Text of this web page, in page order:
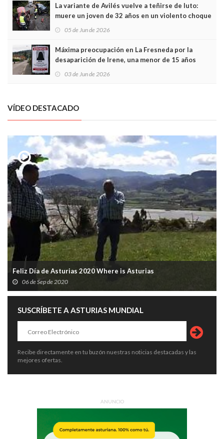
La variante de Avilés vuelve a teñirse de luto:
muere un joven de 32 años en un violento choque
frontal
05 de Jun de 2026
Máxima preocupación en La Fresneda por la
desaparición de Irene, una menor de 15 años
03 de Jun de 2026
VÍDEO DESTACADO
Feliz Día de Asturias 2020 Where is Asturias
06 de Sep de 2020
SUSCRÍBETE A ASTURIAS MUNDIAL
Recibe directamente en tu buzón nuestras noticias destacadas y las
mejores ofertas.
ANUNCIO